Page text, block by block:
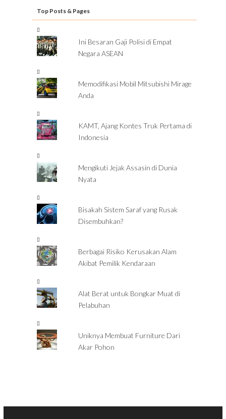
Top Posts & Pages
Ini Besaran Gaji Polisi di Empat
Negara ASEAN
Memodifikasi Mobil Mitsubishi Mirage
Anda
KAMT, Ajang Kontes Truk Pertama di
Indonesia
Mengikuti Jejak Assasin di Dunia
Nyata
Bisakah Sistem Saraf yang Rusak
Disembuhkan?
Berbagai Risiko Kerusakan Alam
Akibat Pemilik Kendaraan
Alat Berat untuk Bongkar Muat di
Pelabuhan
Uniknya Membuat Furniture Dari
Akar Pohon